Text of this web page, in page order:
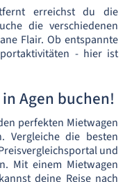
erreichst du die
die verschiedenen
Flair. Ob entspannte
- hier ist
Agen buchen!
perfekten Mietwagen
die besten
und
Mit einem Mietwagen
deine Reise nach